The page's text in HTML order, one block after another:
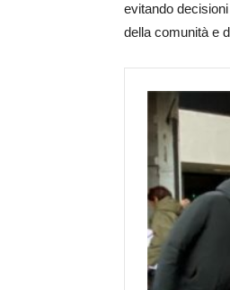
evitando
della comunità e